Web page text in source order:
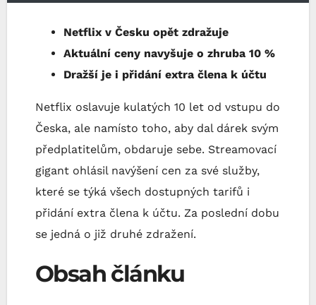
Netflix v Česku opět zdražuje
Aktuální ceny navyšuje o zhruba 10 %
Dražší je i přidání extra člena k účtu
Netflix oslavuje kulatých 10 let od vstupu do
Česka, ale namísto toho, aby dal dárek svým
předplatitelům, obdaruje sebe. Streamovací
gigant ohlásil navýšení cen za své služby,
které se týká všech dostupných tarifů i
přidání extra člena k účtu. Za poslední dobu
se jedná o již druhé zdražení.
Obsah článku